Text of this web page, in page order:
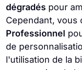
dégradés pour
Cependant, vous
Professionnel
de
l'utilisation de la